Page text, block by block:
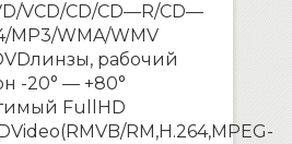
/VCD/CD/CD—R/CD—
MP3/WMA/WMV
линзы, рабочий
-20° — +80°
Full
HD
Video(RMVB/RM ,H .264,MPEG-